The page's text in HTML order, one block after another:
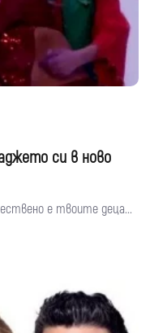
си в ново
е твоите деца...